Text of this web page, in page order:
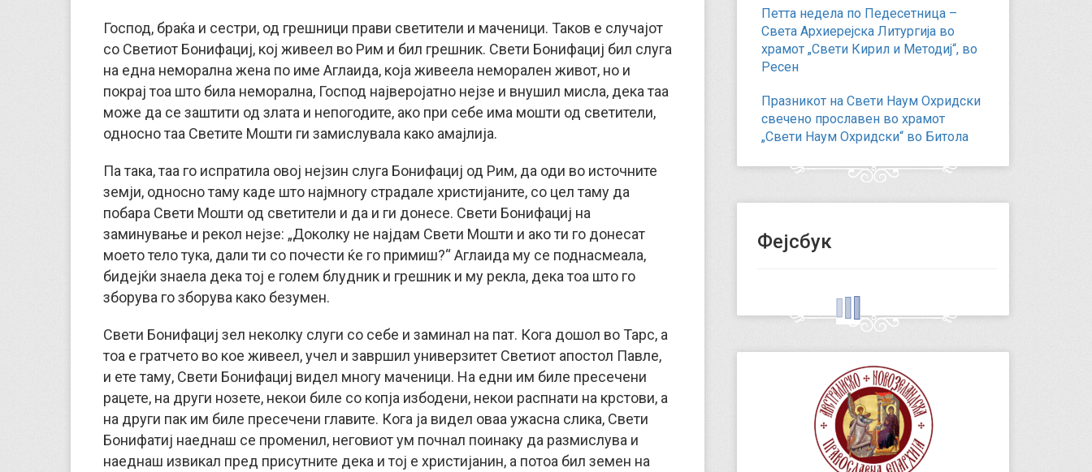
Господ, браќа и сестри, од грешници прави светители и маченици. Таков е случајот
со Светиот Бонифациј, кој живеел во Рим и бил грешник. Свети Бонифациј бил слуга
на една неморална жена по име Аглаида, која живеела неморален живот, но и
покрај тоа што била неморална, Господ најверојатно нејзе и внушил мисла, дека таа
може да се заштити од злата и непогодите, ако при себе има мошти од светители,
односно таа Светите Мошти ги замислувала како амајлија.
Па така, таа го испратила овој нејзин слуга Бонифациј од Рим, да оди во источните
земји, односно таму каде што најмногу страдале христијаните, со цел таму да
побара Свети Мошти од светители и да и ги донесе. Свети Бонифациј на
заминување и рекол нејзе: „Доколку не најдам Свети Мошти и ако ти го донесат
моето тело тука, дали ти со почести ќе го примиш?“ Аглаида му се поднасмеала,
бидејќи знаела дека тој е голем блудник и грешник и му рекла, дека тоа што го
зборува го зборува како безумен.
Свети Бонифациј зел неколку слуги со себе и заминал на пат. Кога дошол во Тарс, а
тоа е гратчето во кое живеел, учел и завршил универзитет Светиот апостол Павле,
и ете таму, Свети Бонифациј видел многу маченици. На едни им биле пресечени
рацете, на други нозете, некои биле со копја избодени, некои распнати на крстови, а
на други пак им биле пресечени главите. Кога ја видел оваа ужасна слика, Свети
Бонифатиј наеднаш се променил, неговиот ум почнал поинаку да размислува и
наеднаш извикал пред присутните дека и тој е христијанин, а потоа бил земен на
Петта недела по Педесетница –
Света Архиерејска Литургија во
храмот „Свети Кирил и Методиј“, во
Ресен
Празникот на Свети Наум Охридски
свечено прославен во храмот
„Свети Наум Охридски“ во Битола
Фејсбук